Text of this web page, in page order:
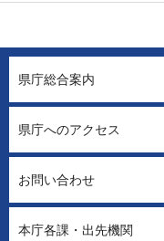
県庁総合案内
県庁へのアクセス
お問い合わせ
本庁各課・出先機関